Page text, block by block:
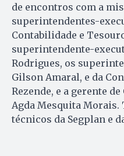
de encontros com a
superintendentes-
Contabilidade e
superintendente-
Rodrigues, os
Gilson Amaral, e da
Rezende, e a gerente
Agda Mesquita
técnicos da Segplan e